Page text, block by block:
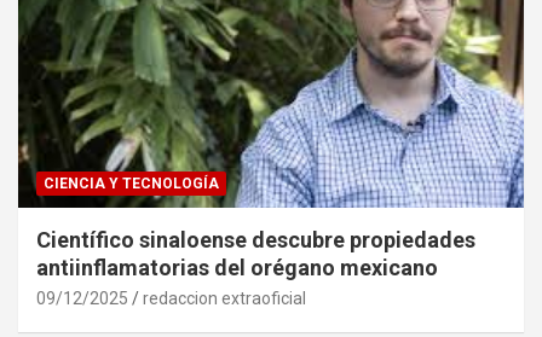
CIENCIA Y TECNOLOGÍA
Científico sinaloense descubre propiedades
antiinflamatorias del orégano mexicano
09/12/2025 redaccion extraoficial